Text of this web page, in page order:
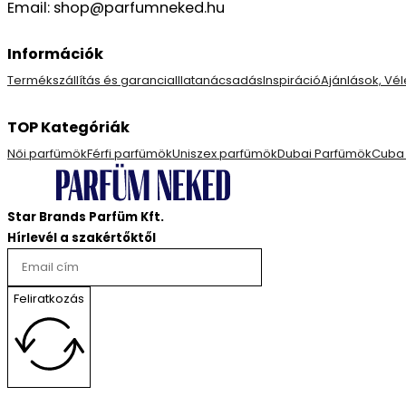
Email: shop@parfumneked.hu
Információk
Termékszállítás és garanciaIllatanácsadásInspirációAjánlások,
TOP Kategóriák
Női parfümökFérfi parfümökUniszex parfümökDubai Parfümök
Star Brands Parfüm Kft.
Hírlevél a szakértőktől
Feliratkozás